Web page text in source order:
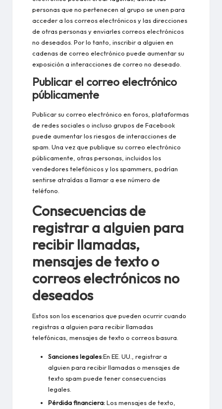
personas que no pertenecen al grupo se unen para
acceder a los correos electrónicos y las direcciones
de otras personas y enviarles correos electrónicos
no deseados. Por lo tanto, inscribir a alguien en
cadenas de correo electrónico puede aumentar su
exposición a interacciones de correo no deseado.
Publicar el correo electrónico
públicamente
Publicar su correo electrónico en foros, plataformas
de redes sociales o incluso grupos de Facebook
puede aumentar los riesgos de interacciones de
spam. Una vez que publique su correo electrónico
públicamente, otras personas, incluidos los
vendedores telefónicos y los spammers, podrían
sentirse atraídas a llamar a ese número de
teléfono.
Consecuencias de
registrar a alguien para
recibir llamadas,
mensajes de texto o
correos electrónicos no
deseados
Estos son los escenarios que pueden ocurrir cuando
registras a alguien para recibir llamadas
telefónicas, mensajes de texto o correos basura.
Sanciones legales:En EE. UU., registrar a
alguien para recibir llamadas o mensajes de
texto spam puede tener consecuencias
legales.
Pérdida financiera:Los mensajes de texto,